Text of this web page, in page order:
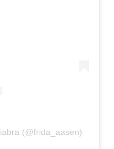
(@frida_aasen)